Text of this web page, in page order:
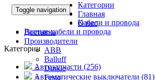
Toggle navigation
Категории
Главная
О нас
Доставка
Производители
ABB
Balluff
Dinkle
Festo
Кабели и провода
Разные кабели и провода
Категории
Автозапчасти (256)
Автоматические выключатели (81)